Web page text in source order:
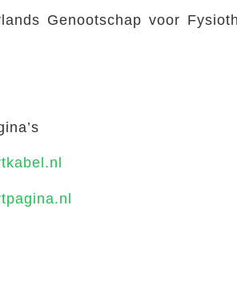
Genootschap voor